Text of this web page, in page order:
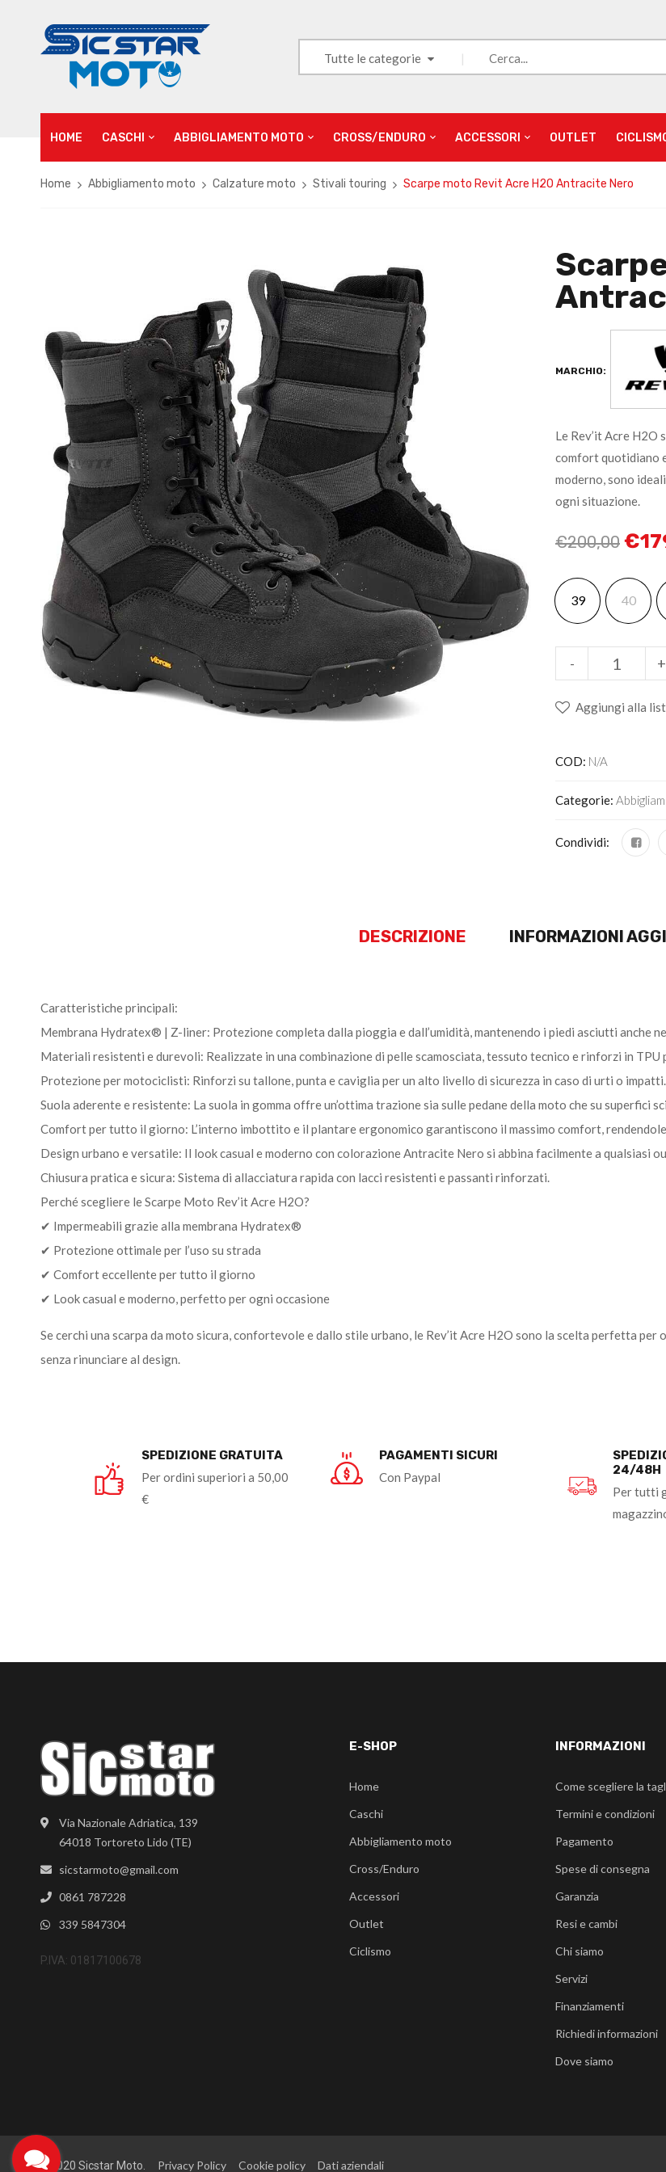
Tutte le categorie
HOME CASCHI ABBIGLIAMENTO MOTO CROSS/ENDURO ACCESSORI OUTLET
Home Abbigliamento moto Calzature moto Stivali touring Scarpe moto Revit Acre H2O Antracite Nero
MARCHIO:
Le Rev’it Acre H2O
comfort quotidiano
moderno, sono
ogni situazione.
€200,00 €
39 40
+
-
Aggiungi alla
COD: N/A
Categorie:
Condividi:
DESCRIZIONE INFORMAZIONI
Caratteristiche principali:
Membrana Hydratex® | Z-liner: Protezione completa dalla pioggia e dall’umidità, mantenendo i piedi asciutti anche
Materiali resistenti e durevoli: Realizzate in una combinazione di pelle scamosciata, tessuto tecnico e rinforzi in TPU
Protezione per motociclisti: Rinforzi su tallone, punta e caviglia per un alto livello di sicurezza in caso di urti o impatti.
Suola aderente e resistente: La suola in gomma offre un’ottima trazione sia sulle pedane della moto che su superfici
Comfort per tutto il giorno: L’interno imbottito e il plantare ergonomico garantiscono il massimo comfort,
Design urbano e versatile: Il look casual e moderno con colorazione Antracite Nero si abbina facilmente a qualsiasi
Chiusura pratica e sicura: Sistema di allacciatura rapida con lacci resistenti e passanti rinforzati.
Perché scegliere le Scarpe Moto Rev’it Acre H2O?
✔ Impermeabili grazie alla membrana Hydratex®
✔ Protezione ottimale per l’uso su strada
✔ Comfort eccellente per tutto il giorno
✔ Look casual e moderno, perfetto per ogni occasione
Se cerchi una scarpa da moto sicura, confortevole e dallo stile urbano, le Rev’it Acre H2O sono la scelta perfetta
senza rinunciare al design.
SPEDIZIONE GRATUITA
Per ordini superiori a 50,00
€
PAGAMENTI SICURI
Con Paypal
24/48H
Per tutti
Via Nazionale Adriatica, 139
64018 Tortoreto Lido (TE)
sicstarmoto@gmail.com
0861 787228
339 5847304
P.IVA: 01817100678
E-SHOP
Home
Caschi
Abbigliamento moto
Cross/Enduro
Accessori
Outlet
Ciclismo
INFORMAZIONI
Come scegliere la
Termini e condizioni
Pagamento
Spese di consegna
Garanzia
Resi e cambi
Chi siamo
Servizi
Finanziamenti
Richiedi informazioni
Dove siamo
©2020 Sicstar Moto. Privacy Policy Cookie policy Dati aziendali